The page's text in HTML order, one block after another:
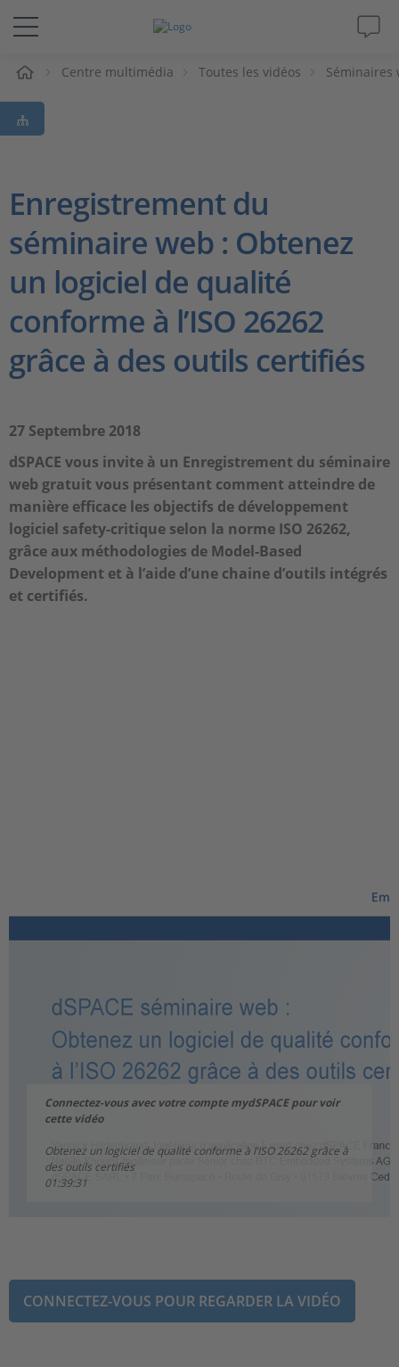
Solutions & Produits
Support
Société
Carrières
Centre multimédia Toutes les vidéos Séminaires
Enregistrement du
séminaire web : Obtenez
un logiciel de qualité
conforme à l’ISO 26262
grâce à des outils certifiés
27 Septembre 2018
dSPACE vous invite à un Enregistrement du séminaire
web gratuit vous présentant comment atteindre de
manière efficace les objectifs de développement
logiciel safety-critique selon la norme ISO 26262,
grâce aux méthodologies de Model-Based
Development et à l’aide d’une chaine d’outils intégrés
et certifiés.
Connectez-vous avec votre compte mydSPACE pour voir
cette vidéo
Obtenez un logiciel de qualité conforme à l’ISO 26262 grâce à
des outils certifiés
01:39:31
CONNECTEZ-VOUS POUR REGARDER LA VIDÉO